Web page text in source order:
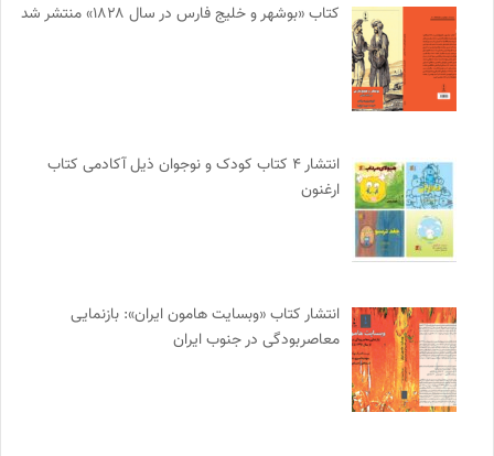
کتاب «بوشهر و خلیج فارس در سال ۱۸۲۸» منتشر شد
انتشار ۴ کتاب کودک و نوجوان ذیل آکادمی کتاب
ارغنون
انتشار کتاب «وبسایت هامون ایران»: بازنمایی
معاصربودگی در جنوب ایران